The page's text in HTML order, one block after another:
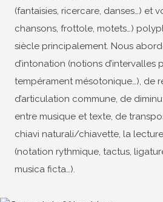
(fantaisies, ricercare, danses…) et
chansons, frottole, motets…)
siècle principalement. Nous
d’intonation (notions d’intervalles
tempérament mésotonique…), de
d’articulation commune, de
entre musique et texte, de
chiavi naturali/chiavette, la
(notation rythmique, tactus,
musica ficta…).